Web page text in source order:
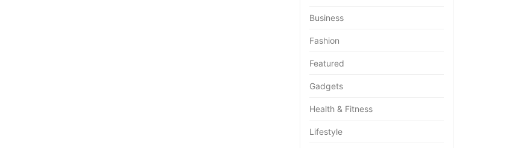
Business
Fashion
Featured
Gadgets
Health & Fitness
Lifestyle